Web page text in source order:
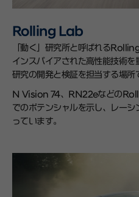
Rolling Lab
「動く」研究所と呼ばれる
インスパイアされた高性能技術を
研究の開発と検証を担当する場所
N Vision 74、RN22eなどの
でのポテンシャルを示し、レー
っています。